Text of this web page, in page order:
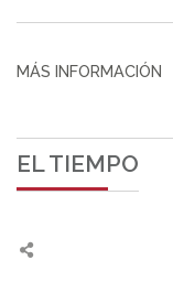
MÁS INFORMACIÓN
EL TIEMPO